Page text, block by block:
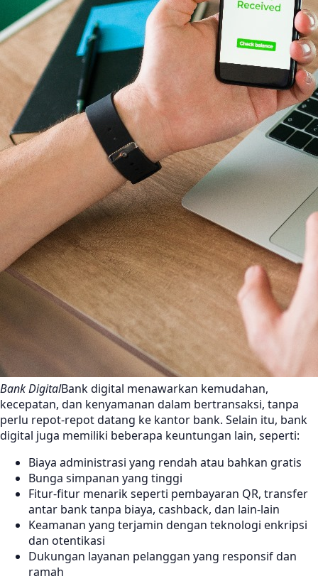
Bank DigitalBank digital menawarkan kemudahan,
kecepatan, dan kenyamanan dalam bertransaksi, tanpa
perlu repot-repot datang ke kantor bank. Selain itu, bank
digital juga memiliki beberapa keuntungan lain, seperti:
Biaya administrasi yang rendah atau bahkan gratis
Bunga simpanan yang tinggi
Fitur-fitur menarik seperti pembayaran QR, transfer
antar bank tanpa biaya, cashback, dan lain-lain
Keamanan yang terjamin dengan teknologi enkripsi
dan otentikasi
Dukungan layanan pelanggan yang responsif dan
ramah